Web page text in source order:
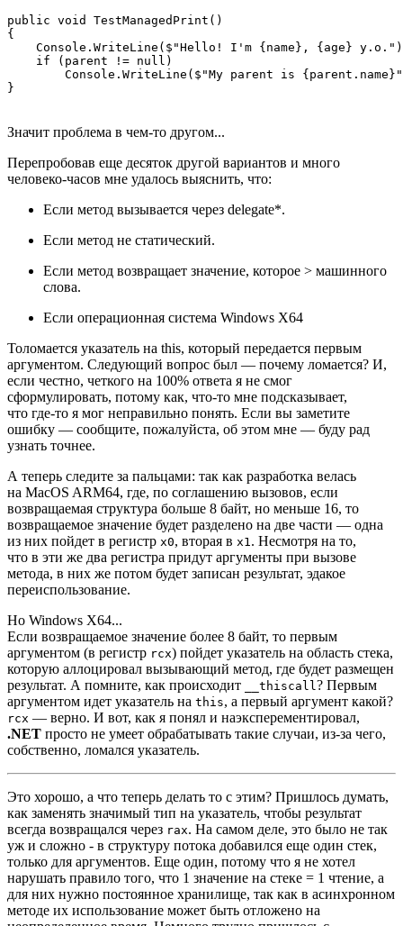
public void TestManagedPrint()
{
Console.WriteLine($"Hello! I'm {name}, {age}
    if (parent != null)
Console.WriteLine($"My parent is
}
Значит проблема в чем-то другом...
Перепробовав еще десяток другой вариантов и много
человеко-часов мне удалось выяснить, что:
Если метод вызывается через delegate*.
Если метод не статический.
Если метод возвращает значение, которое > машинного
слова.
Если операционная система Windows X64
Толомается указатель на this, который передается первым
аргументом. Следующий вопрос был — почему ломается? И,
если честно, четкого на 100% ответа я не смог
сформулировать, потому как, что‑то мне подсказывает,
что где‑то я мог неправильно понять. Если вы заметите
ошибку — сообщите, пожалуйста, об этом мне — буду рад
узнать точнее.
А теперь следите за пальцами: так как разработка велась
на MacOS ARM64, где, по соглашению вызовов, если
возвращаемая структура больше 8 байт, но меньше 16, то
возвращаемое значение будет разделено на две части — одна
из них пойдет в регистр x0, вторая в x1 . Несмотря на то,
что в эти же два регистра придут аргументы при вызове
метода, в них же потом будет записан результат, эдакое
переиспользование.
Но Windows X64...
Если возвращаемое значение более 8 байт, то первым
аргументом (в регистр rcx) пойдет указатель на область стека,
которую аллоцировал вызывающий метод, где будет размещен
результат. А помните, как происходит
__thiscall ? Первым
аргументом идет указатель на this, а первый аргумент какой?
rcx — верно. И вот, как я понял и наэксперементировал,
.NET просто не умеет обрабатывать такие случаи, из‑за чего,
собственно, ломался указатель.
Это хорошо, а что теперь делать то с этим? Пришлось думать,
как заменять значимый тип на указатель, чтобы результат
всегда возвращался через rax. На самом деле, это было не так
уж и сложно - в структуру потока добавился еще один стек,
только для аргументов. Еще один, потому что я не хотел
нарушать правило того, что 1 значение на стеке = 1 чтение, а
для них нужно постоянное хранилище, так как в асинхронном
методе их использование может быть отложено на